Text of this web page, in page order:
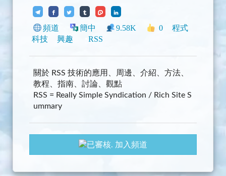
頻道 簡中 9.58K 0
程式
科技
興趣 RSS
關於 RSS 技術的應用、周邊、介紹、方法、
教程、指南、討論、觀點
RSS = Really Simple Syndication / Rich Site S
ummary
加入頻道